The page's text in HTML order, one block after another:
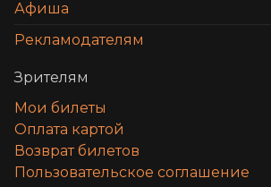
Афиша
Рекламодателям
Зрителям
Мои билеты
Оплата картой
Возврат билетов
Пользовательское соглашение